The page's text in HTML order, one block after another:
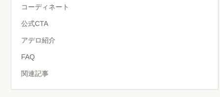
コーディネート
公式CTA
アデロ紹介
FAQ
関連記事